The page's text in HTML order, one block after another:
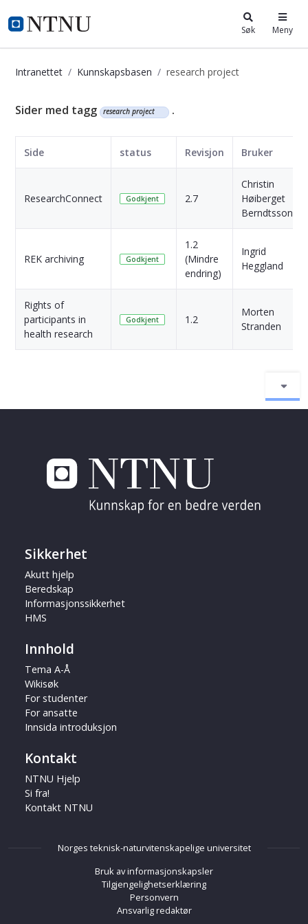
i.ntnu.no Søk Meny
Intranettet Kunnskapsbasen research project
Kunnskapsbasen
Sider med tagg research project .
Side status Revisjon Bruker
ResearchConnect Godkjent 2.7
Christin
Høiberget
Berndtsson
REK archiving Godkjent
1.2
(Mindre
endring)
Ingrid
Heggland
Rights of
participants in
health research
Godkjent 1.2
Morten
Stranden
Sikkerhet
Akutt hjelp
Beredskap
Informasjonssikkerhet
HMS
Innhold
Tema A-Å
Wikisøk
For studenter
For ansatte
Innsida introduksjon
Kontakt
NTNU Hjelp
Si fra!
Kontakt NTNU
Norges teknisk-naturvitenskapelige universitet
Bruk av informasjonskapsler
Tilgjengelighetserklæring
Personvern
Ansvarlig redaktør